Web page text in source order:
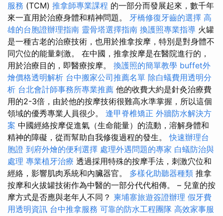
服務 (TCM) 推拿師專業課程 的一部分而發展起來，數千年
來一直用於治療身體和精神問題。 牙橋修復牙齒的選擇 高
雄的台胞證辦理指南 靈骨塔選擇指南 換護照專業指導 火罐
是一種古老的治療技術，也用於推拿按摩，特別是對身體不
同穴位的能量刺激。 在中國，推拿按摩是在醫院進行的，
用於治療目的，即醫療按摩。 換護照的簡單教學 buffet外
燴價格透明解析 台中搬家公司推薦名單 除白蟻費用透明分
析 台北會計師事務所專業推薦 他的收費大約是針灸治療費
用的2-3倍，由於他的按摩技術很難高水準掌握，所以這個
領域的優秀專業人員很少。 逢甲脊椎矯正 外牆防水解決方
案 中國經絡按摩促進氣（生命能量）的流動，溶解身體和
精神的障礙，從而幫助自我修復過程的發生。快速辦理台
胞證 到府外燴的便利選擇 處理外遇問題的專家 白蟻防治與
處理 專業植牙治療 透過採用特殊的按摩手法，刺激穴位和
經絡，影響肌肉系統和內臟器官。 多樣化助聽器種類 推拿
按摩和火拔罐技術作為中醫的一部分代代相傳。 – 兒童的按
摩方式是否應與老年人不同？ 柬埔寨旅遊簽證辦理 假牙費
用透明資訊 台中推拿服務 可靠的防水工程團隊 高效家事服